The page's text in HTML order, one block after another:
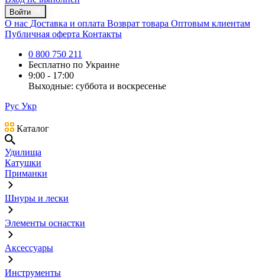
Войти
О нас Доставка и оплата Возврат товара Оптовым клиентам
Публичная оферта Контакты
0 800 750 211
Бесплатно по Украине
9:00 - 17:00
Выходные: суббота и воскресенье
Рус Укр
Каталог
Удилища
Катушки
Приманки
Шнуры и лески
Элементы оснастки
Аксессуары
Инструменты